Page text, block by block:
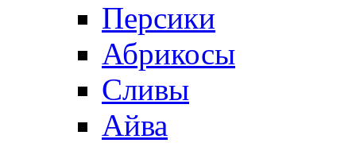
Персики
Абрикосы
Сливы
Айва